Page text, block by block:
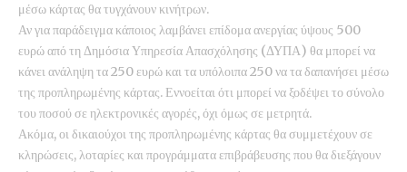
μέσω κάρτας θα τυγχάνουν κινήτρων.
Αν για παράδειγμα κάποιος λαμβάνει επίδομα ανεργίας ύψους 500
ευρώ από τη Δημόσια Υπηρεσία Απασχόλησης (ΔΥΠΑ) θα μπορεί να
κάνει ανάληψη τα 250 ευρώ και τα υπόλοιπα 250 να τα δαπανήσει μέσω
της προπληρωμένης κάρτας. Εννοείται ότι μπορεί να ξοδέψει το σύνολο
του ποσού σε ηλεκτρονικές αγορές, όχι όμως σε μετρητά.
Ακόμα, οι δικαιούχοι της προπληρωμένης κάρτας θα συμμετέχουν σε
κληρώσεις, λοταρίες και προγράμματα επιβράβευσης που θα διεξάγουν